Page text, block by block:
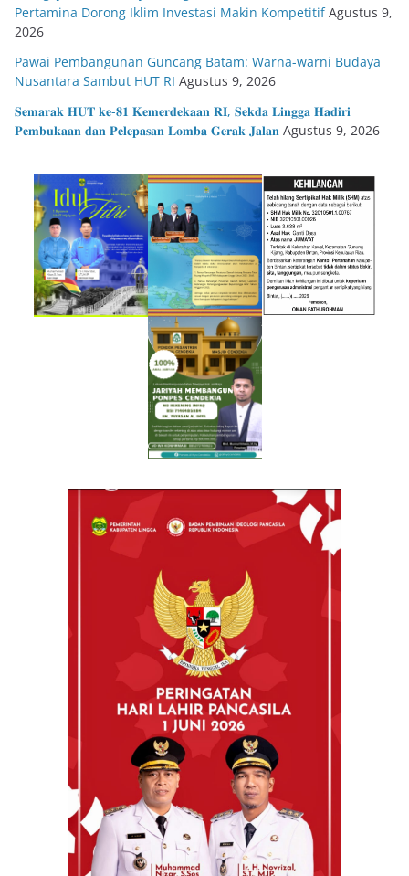
Pertamina Dorong Iklim Investasi Makin Kompetitif Agustus 9,
2026
Pawai Pembangunan Guncang Batam: Warna-warni Budaya
Nusantara Sambut HUT RI Agustus 9, 2026
𝐒𝐞𝐦𝐚𝐫𝐚𝐤 𝐇𝐔𝐓 𝐤𝐞-𝟖𝟏 𝐊𝐞𝐦𝐞𝐫𝐝𝐞𝐤𝐚𝐚𝐧 𝐑𝐈, 𝐒𝐞𝐤𝐝𝐚 𝐋𝐢𝐧𝐠𝐠𝐚 𝐇𝐚𝐝𝐢𝐫𝐢
𝐏𝐞𝐦𝐛𝐮𝐤𝐚𝐚𝐧 𝐝𝐚𝐧 𝐏𝐞𝐥𝐞𝐩𝐚𝐬𝐚𝐧 𝐋𝐨𝐦𝐛𝐚 𝐆𝐞𝐫𝐚𝐤 𝐉𝐚𝐥𝐚𝐧 Agustus 9, 2026